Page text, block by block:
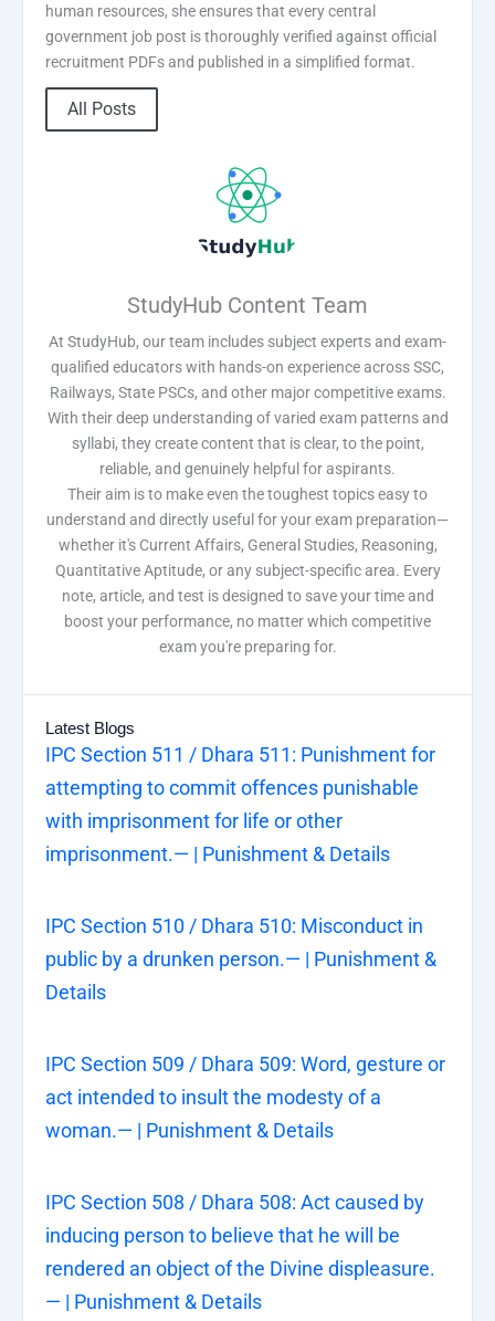
human resources, she ensures that every central
government job post is thoroughly verified against official
recruitment PDFs and published in a simplified format.
All Posts
StudyHub Content Team
At StudyHub, our team includes subject experts and exam-
qualified educators with hands-on experience across SSC,
Railways, State PSCs, and other major competitive exams.
With their deep understanding of varied exam patterns and
syllabi, they create content that is clear, to the point,
reliable, and genuinely helpful for aspirants.
Their aim is to make even the toughest topics easy to
understand and directly useful for your exam preparation—
whether it's Current Affairs, General Studies, Reasoning,
Quantitative Aptitude, or any subject-specific area. Every
note, article, and test is designed to save your time and
boost your performance, no matter which competitive
exam you're preparing for.
Latest Blogs
IPC Section 511 / Dhara 511: Punishment for
attempting to commit offences punishable
with imprisonment for life or other
imprisonment.— | Punishment & Details
IPC Section 510 / Dhara 510: Misconduct in
public by a drunken person.— | Punishment &
Details
IPC Section 509 / Dhara 509: Word, gesture or
act intended to insult the modesty of a
woman.— | Punishment & Details
IPC Section 508 / Dhara 508: Act caused by
inducing person to believe that he will be
rendered an object of the Divine displeasure.
— | Punishment & Details